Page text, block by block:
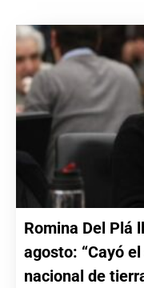
Romina Del Plá
agosto: “Cayó
nacional de